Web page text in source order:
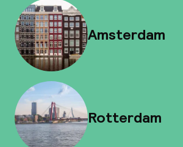
Amsterdam
Rotterdam